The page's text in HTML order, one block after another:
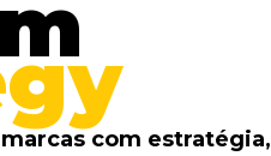
com estratégia,